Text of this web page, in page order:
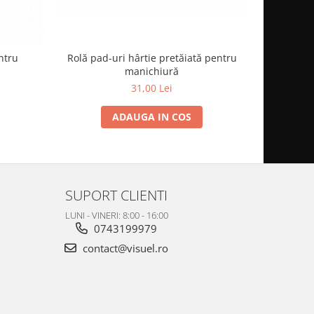
Rolă pad-uri hârtie pretăiată pentru
manichiură
31,00 Lei
ADAUGA IN COS
SUPORT CLIENTI
LUNI - VINERI: 8:00 - 16:00
0743199979
contact@visuel.ro